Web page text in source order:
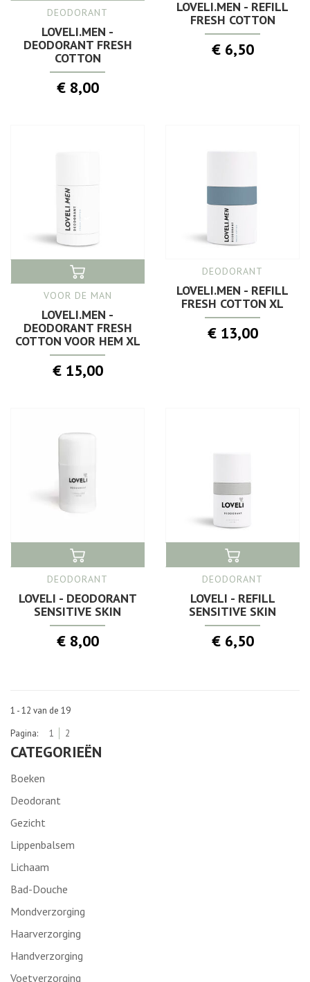
DEODORANT
LOVELI.MEN -
DEODORANT FRESH
COTTON
€ 8,00
LOVELI.MEN - REFILL
FRESH COTTON
€ 6,50
VOOR DE MAN
LOVELI.MEN -
DEODORANT FRESH
COTTON VOOR HEM XL
€ 15,00
DEODORANT
LOVELI.MEN - REFILL
FRESH COTTON XL
€ 13,00
DEODORANT
LOVELI - DEODORANT
SENSITIVE SKIN
€ 8,00
DEODORANT
LOVELI - REFILL
SENSITIVE SKIN
€ 6,50
1 - 12 van de 19
Pagina:
1 2
CATEGORIEËN
Boeken
Deodorant
Gezicht
Lippenbalsem
Lichaam
Bad-Douche
Mondverzorging
Haarverzorging
Handverzorging
Voetverzorging